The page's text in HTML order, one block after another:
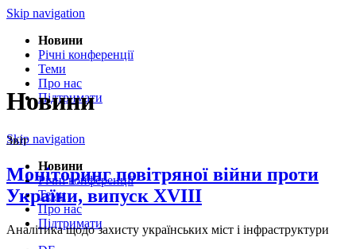
Skip navigation
Новини
Річнi конференції
Теми
Про нас
Підтримати
Skip navigation
Новини
Річнi конференції
Теми
Про нас
Підтримати
Новини
Звіт
Моніторинг повітряної війни проти
України, випуск XVIII
Аналітика щодо захисту українських міст і інфраструктури